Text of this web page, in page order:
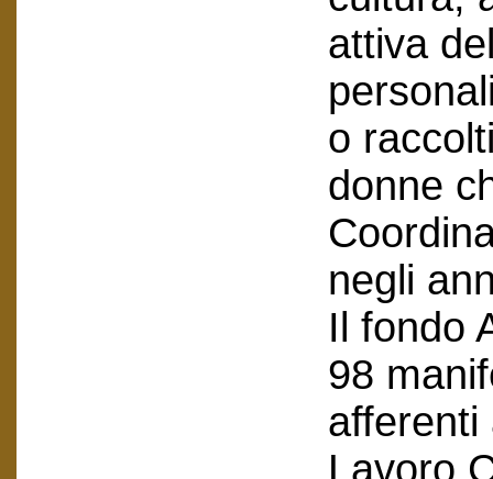
attiva
o
donne
negli
Il fondo
98
afferenti
Lavoro